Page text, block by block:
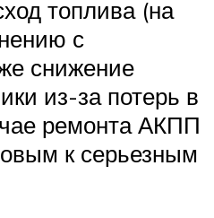
топлива (на
с
снижение
из-за потерь в
ремонта АКПП
к серьезным